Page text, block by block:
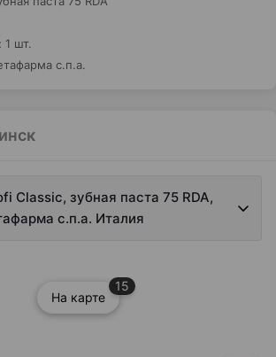
: 1 шт.
с.п.а.
Classic, зубная паста 75 RDA,
с.п.а. Италия
На карте
15